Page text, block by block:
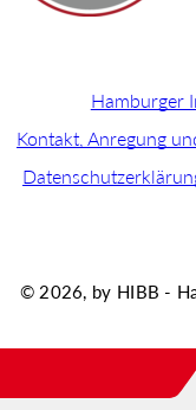
Hamburger
Kontakt, Anregung
© 2026, by HIBB -